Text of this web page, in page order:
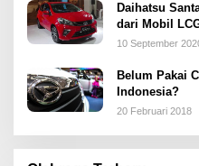
Daihatsu
dari Mobil
10 September
Belum Pakai
Indonesia?
20 Februari 2018